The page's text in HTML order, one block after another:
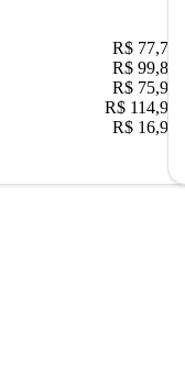
R$ 77,70
R$ 99,89
R$ 75,90
R$ 114,90
R$ 16,90